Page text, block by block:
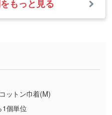
ンや濃淡を表現した
って印刷したい／印
ーチップの指定や、
することもございま
届いた場合
準について
合】
された場合、または
ご質問も受け付けて
時間10:00～
ちら
もっと見る
ットン巾着(M)
1個単位